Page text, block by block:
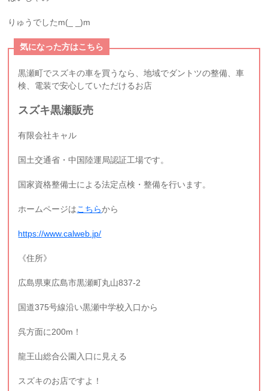
りゅうでしたm(_ _)m
気になった方はこちら
黒瀬町でスズキの車を買うなら、地域でダントツの整備、車
検、電装で安心していただけるお店
スズキ黒瀬販売
有限会社キャル
国土交通省・中国陸運局認証工場です。
国家資格整備士による法定点検・整備を行います。
ホームページはこちらから
https://www.calweb.jp/
《住所》
広島県東広島市黒瀬町丸山837-2
国道375号線沿い黒瀬中学校入口から
呉方面に200m！
龍王山総合公園入口に見える
スズキのお店ですよ！